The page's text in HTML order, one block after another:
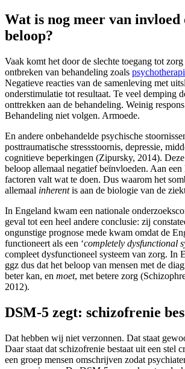
Wat is nog meer van invloed
beloop?
Vaak komt het door de slechte toegang tot
ontbreken van behandeling zoals
Negatieve reacties van de samenleving met
onderstimulatie tot resultaat. Te veel demping
onttrekken aan de behandeling. Weinig
Behandeling niet volgen. Armoede.
En andere onbehandelde psychische
posttraumatische stressstoornis, depressie,
cognitieve beperkingen (Zipursky, 2014).
beloop allemaal negatief beïnvloeden. Aan een
factoren valt wat te doen. Dus waarom het
allemaal inherentis aan de biologie van de
In Engeland kwam een nationale
geval tot een heel andere conclusie: zij
ongunstige prognose mede kwam omdat de
functioneert als een ‘completely dysfunctional
compleet dysfunctioneel systeem van zorg. In
ggz dus dat het beloop van mensen met de
beter kan, en moet, met betere zorg
2012).
DSM-5 zegt: schizofrenie
Dat hebben wij niet verzonnen. Dat staat
Daar staat dat schizofrenie bestaat uit een stel
een groep mensen omschrijven zodat